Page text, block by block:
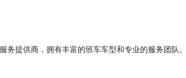
提供商，拥有丰富的班车车型和专业的服务团队。